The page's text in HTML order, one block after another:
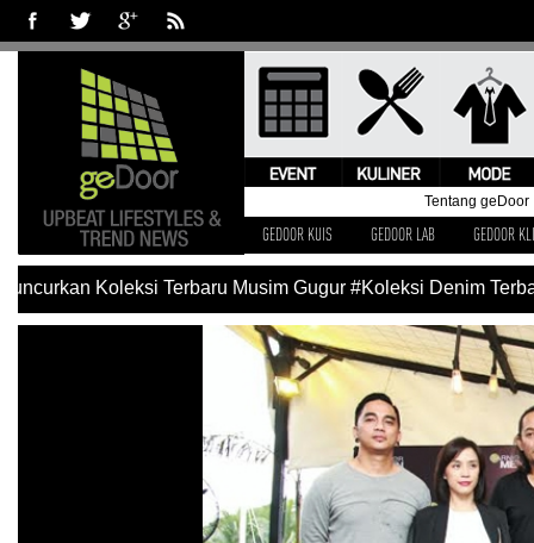
Tentang geDoor
GEDOOR KUIS GEDOOR LAB GEDOOR
Koleksi Terbaru Musim Gugur #Koleksi Denim